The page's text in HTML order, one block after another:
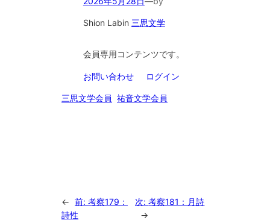
Shion Labin 三思文学
会員専用コンテンツです。
お問い合わせ ログイン
三思文学会員 祐音文学会員
← 前:考察179：
詩性
次:考察181：月詩
→